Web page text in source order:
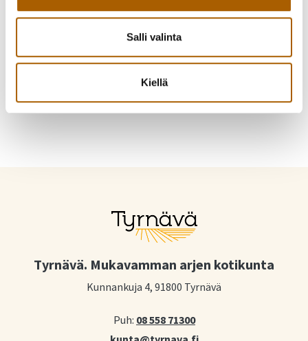
Salli valinta
Kiellä
Kutsu kaveri mukaan!
Jaa sähköpostilla
Tyrnävä. Mukavamman arjen kotikunta
Kunnankuja 4, 91800 Tyrnävä
Puh: 08 558 71300